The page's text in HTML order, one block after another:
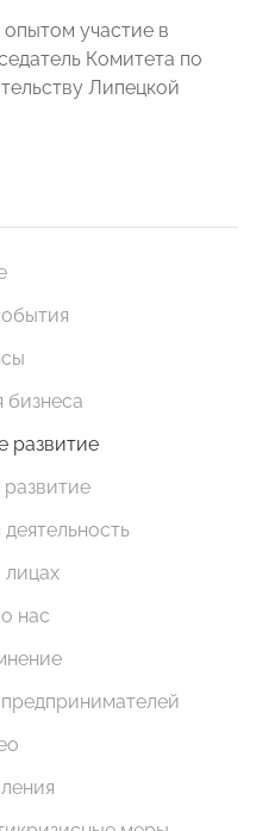
участие в
Комитета по
Липецкой
бизнеса
развитие
нас